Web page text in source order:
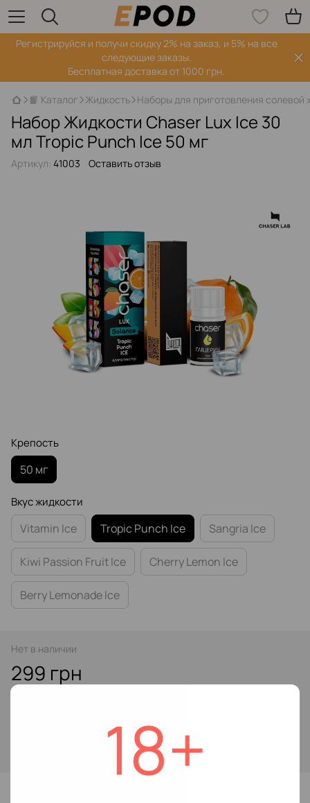
18+
Регистрируйся‌ и получи скидку 2% на заказ, и 5% на все
следующие заказы.
Бесплатная доставка от 1000 грн.
📙 Каталог Жидкость Наборы для приготовления солевой
Набор Жидкости Chaser Lux Ice 30
мл Tropic Punch Ice 50 мг
Артикул: 41003 Оставить отзыв
Крепость
50 мг
Вкус жидкости
Vitamin Ice Tropic Punch Ice Sangria Ice
Kiwi Passion Fruit Ice Cherry Lemon Ice
Berry Lemonade Ice
Нет в наличии
299 грн
для отображения накопительной скидки